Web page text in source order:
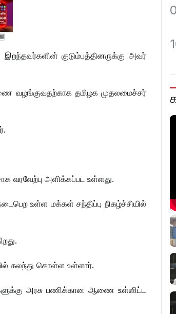
குடும்பத்தினருக்கு அவர்
ஆணை வழங்குவதற்காக தமிழக முதலமைச்சர்
வரவேற்பு அளிக்கப்பட உள்ளது.
உள்ள மக்கள் சந்திப்பு நிகழ்ச்சியில்
கலந்து கொள்ள உள்ளார்.
அரசு பணிக்கான ஆணை உள்ளிட்ட